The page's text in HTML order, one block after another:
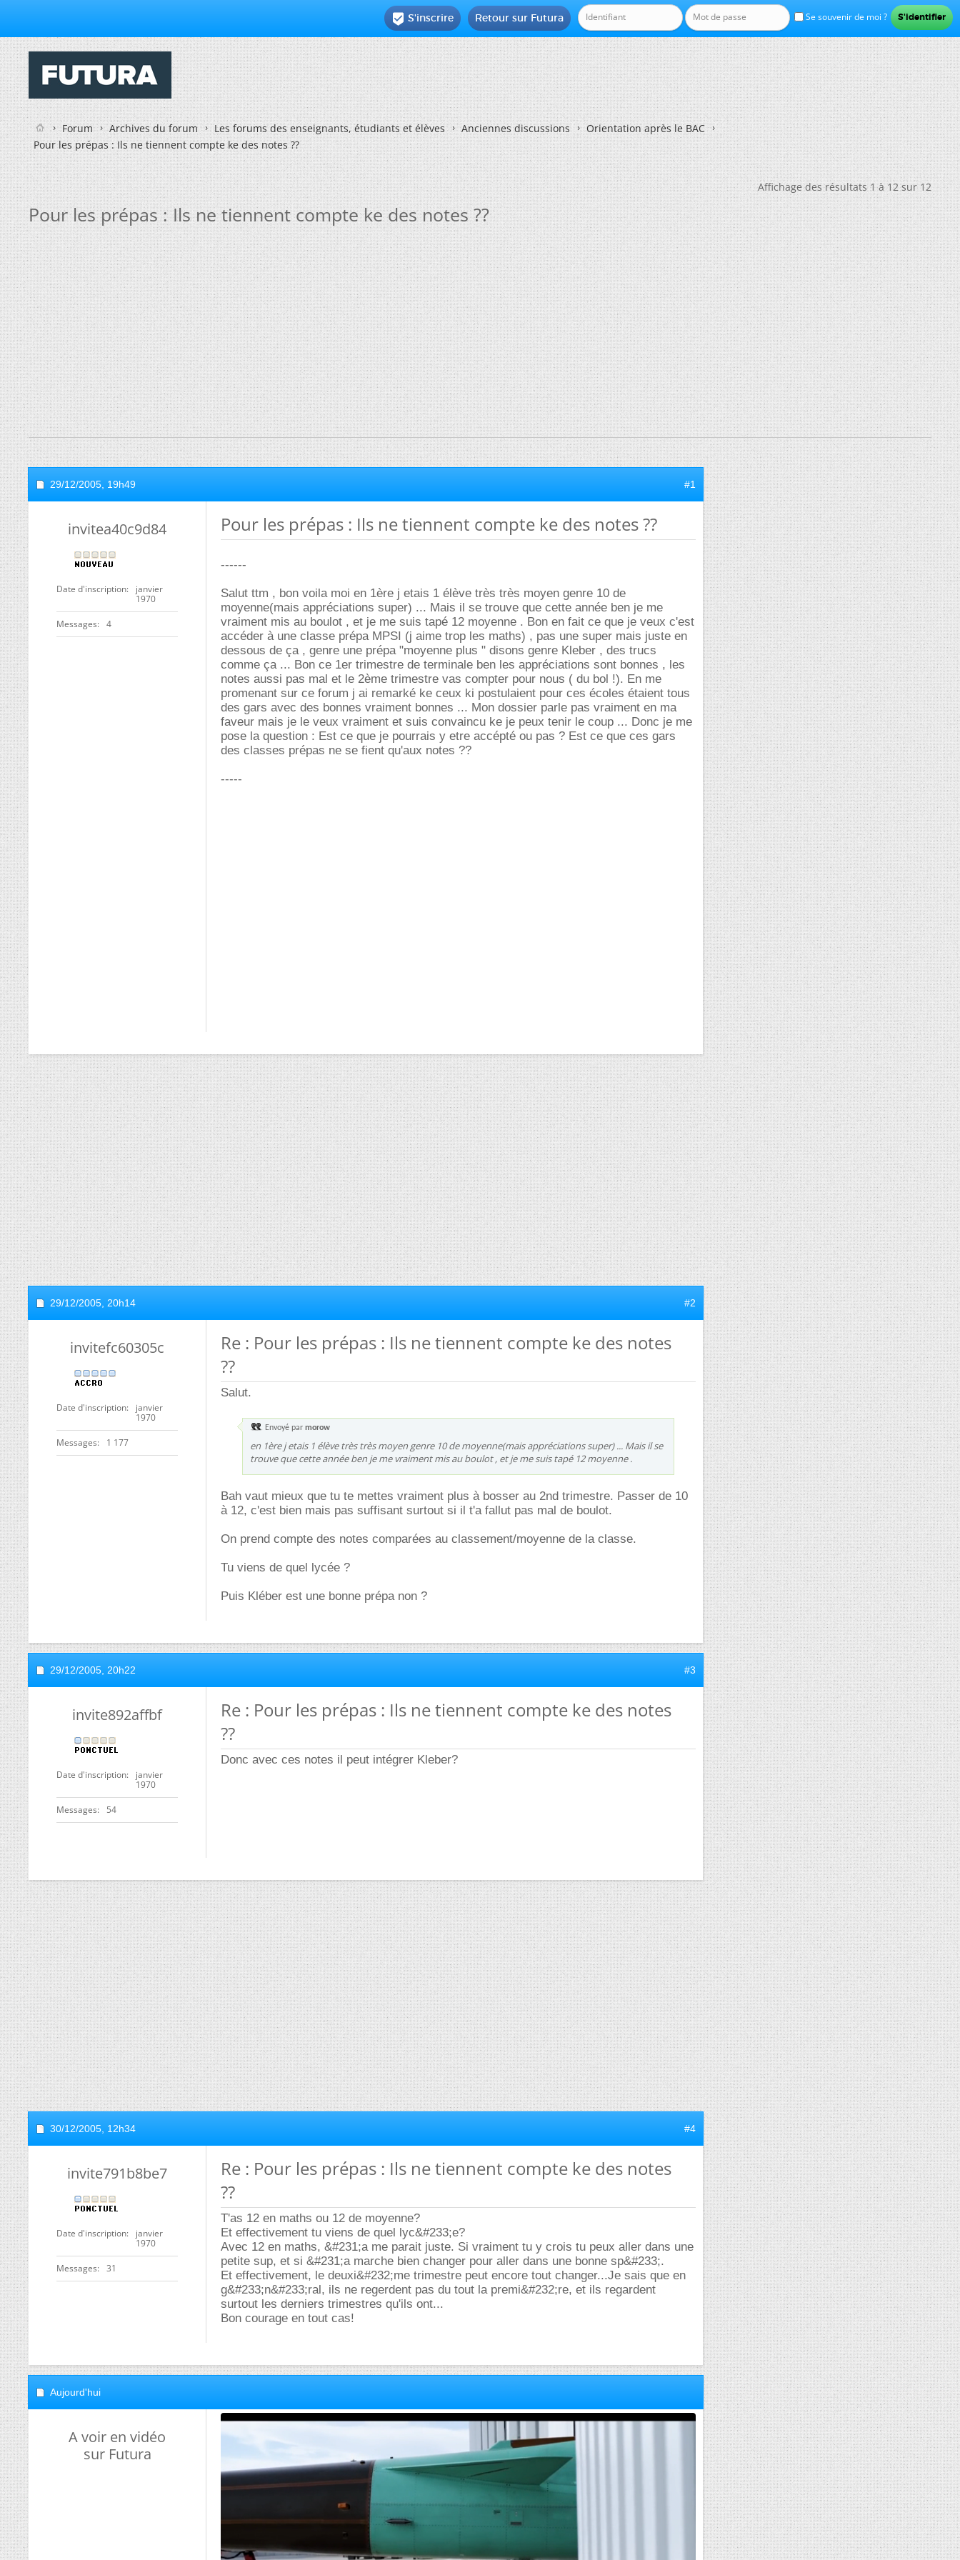
Se souvenir de moi ?
Retour sur Futura
 S'inscrire
Forum Archives du forum Les forums des enseignants, étudiants et élèves Anciennes discussions
Orientation après le BAC
Pour les prépas : Ils ne tiennent compte ke des notes ??
Affichage des résultats 1 à 12 sur 12
Pour les prépas : Ils ne tiennent compte ke des notes ??
29/12/2005, 19h49 #1
invitea40c9d84
Date d'inscription
janvier
1970
Messages 4
Pour les prépas : Ils ne tiennent compte ke des notes ??
------
Salut ttm , bon voila moi en 1ère j etais 1 élève très très moyen genre 10 de
moyenne(mais appréciations super) ... Mais il se trouve que cette année ben je me
vraiment mis au boulot , et je me suis tapé 12 moyenne . Bon en fait ce que je veux c'est
accéder à une classe prépa MPSI (j aime trop les maths) , pas une super mais juste en
dessous de ça , genre une prépa "moyenne plus " disons genre Kleber , des trucs
comme ça ... Bon ce 1er trimestre de terminale ben les appréciations sont bonnes , les
notes aussi pas mal et le 2ème trimestre vas compter pour nous ( du bol !). En me
promenant sur ce forum j ai remarké ke ceux ki postulaient pour ces écoles étaient tous
des gars avec des bonnes vraiment bonnes ... Mon dossier parle pas vraiment en ma
faveur mais je le veux vraiment et suis convaincu ke je peux tenir le coup ... Donc je me
pose la question : Est ce que je pourrais y etre accépté ou pas ? Est ce que ces gars
des classes prépas ne se fient qu'aux notes ??
-----
29/12/2005, 20h14 #2
invitefc60305c
Date d'inscription
janvier
1970
Messages 1 177
Re : Pour les prépas : Ils ne tiennent compte ke des notes
??
Salut.
Envoyé par morow
en 1ère j etais 1 élève très très moyen genre 10 de moyenne(mais appréciations super) ... Mais il se
trouve que cette année ben je me vraiment mis au boulot , et je me suis tapé 12 moyenne .
Bah vaut mieux que tu te mettes vraiment plus à bosser au 2nd trimestre. Passer de 10
à 12, c'est bien mais pas suffisant surtout si il t'a fallut pas mal de boulot.
On prend compte des notes comparées au classement/moyenne de la classe.
Tu viens de quel lycée ?
Puis Kléber est une bonne prépa non ?
29/12/2005, 20h22 #3
invite892affbf
Date d'inscription
janvier
1970
Messages 54
Re : Pour les prépas : Ils ne tiennent compte ke des notes
??
Donc avec ces notes il peut intégrer Kleber?
30/12/2005, 12h34 #4
invite791b8be7
Date d'inscription
janvier
1970
Messages 31
Re : Pour les prépas : Ils ne tiennent compte ke des notes
??
T'as 12 en maths ou 12 de moyenne?
Et effectivement tu viens de quel lyc&#233;e?
Avec 12 en maths, &#231;a me parait juste. Si vraiment tu y crois tu peux aller dans une
petite sup, et si &#231;a marche bien changer pour aller dans une bonne sp&#233;.
Et effectivement, le deuxi&#232;me trimestre peut encore tout changer...Je sais que en
g&#233;n&#233;ral, ils ne regerdent pas du tout la premi&#232;re, et ils regardent
surtout les derniers trimestres qu'ils ont...
Bon courage en tout cas!
Aujourd'hui
A voir en vidéo
sur Futura